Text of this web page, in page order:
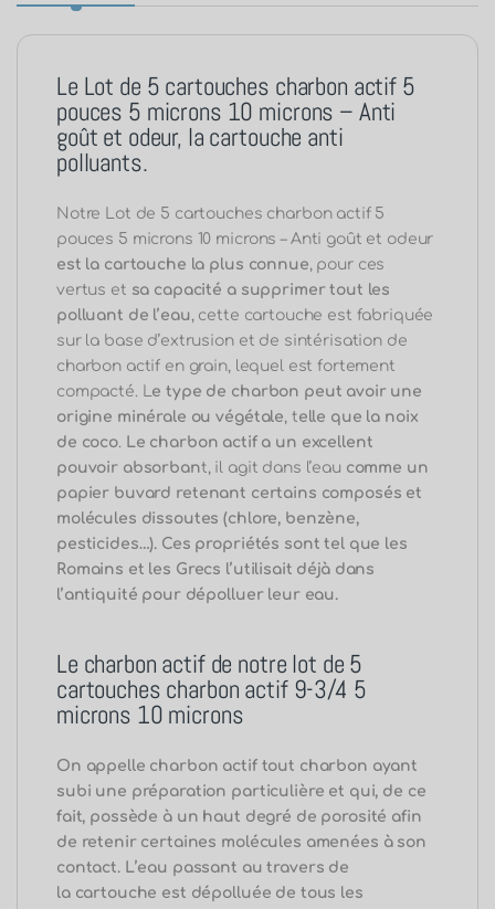
Le Lot de 5 cartouches charbon actif 5
pouces 5 microns 10 microns – Anti
goût et odeur, la cartouche anti
polluants.
Notre Lot de 5 cartouches charbon actif 5
pouces 5 microns 10 microns – Anti goût et odeur
est la cartouche la plus connue, pour ces
vertus et sa capacité a supprimer tout les
polluant de l’eau, cette cartouche est fabriquée
sur la base d’extrusion et de sintérisation de
charbon actif en grain, lequel est fortement
compacté. Le type de charbon peut avoir une
origine minérale ou végétale, telle que la noix
de coco. Le charbon actif a un excellent
pouvoir absorbant, il agit dans l’eau comme un
papier buvard retenant certains composés et
molécules dissoutes (chlore, benzène,
pesticides…). Ces propriétés sont tel que les
Romains et les Grecs l’utilisait déjà dans
l’antiquité pour dépolluer leur eau.
Le charbon actif de notre lot de 5
cartouches charbon actif 9-3/4 5
microns 10 microns
On appelle charbon actif tout charbon ayant
subi une préparation particulière et qui, de ce
fait, possède à un haut degré de porosité afin
de retenir certaines molécules amenées à son
contact.L’eau passant au travers de
la cartouche est dépolluée de tous les